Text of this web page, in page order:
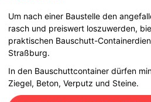
Um nach einer Baustelle den
rasch und preiswert loszuwerden,
praktischen Bauschutt-
Straßburg.
In den Bauschuttcontainer dürfen
Ziegel, Beton, Verputz und Steine.